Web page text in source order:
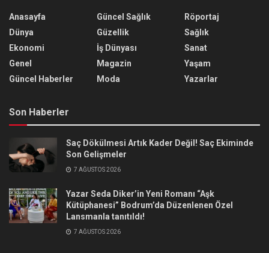
Anasayfa
Dünya
Ekonomi
Genel
Güncel Haberler
Güncel Sağlık
Güzellik
İş Dünyası
Magazin
Moda
Röportaj
Sağlık
Sanat
Yaşam
Yazarlar
Son Haberler
Saç Dökülmesi Artık Kader Değil! Saç Ekiminde
Son Gelişmeler
7 AĞUSTOS 2026
Yazar Seda Diker’in Yeni Romanı “Aşk
Kütüphanesi” Bodrum’da Düzenlenen Özel
Lansmanla tanıtıldı!
7 AĞUSTOS 2026